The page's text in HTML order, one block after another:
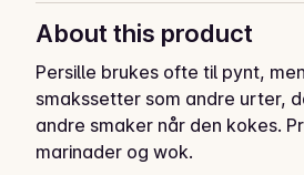
About this product
Persille brukes ofte til pynt,
smakssetter som andre urter,
andre smaker når den kokes.
marinader og wok.